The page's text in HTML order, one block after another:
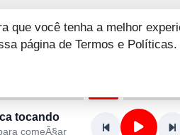
tocando
comeÃ§ar
que você tenha a melhor
página de Termos e Políticas.